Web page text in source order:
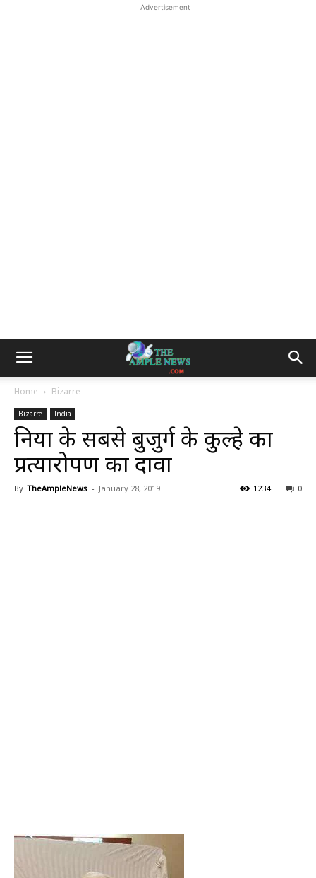
Advertisement
Home Bizarre
Bizarre India
दुनिया के सबसे बुजुर्ग के कुल्हे का
प्रत्यारोपण का दावा
By TheAmpleNews - January 28, 2019 0
1234